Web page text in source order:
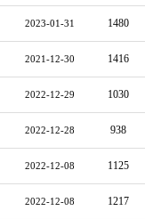
2023-01-31 1480
2021-12-30 1416
2022-12-29 1030
2022-12-28 938
2022-12-08 1125
2022-12-08 1217